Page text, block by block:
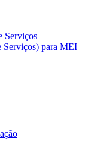
Serviços
Serviços) para MEI